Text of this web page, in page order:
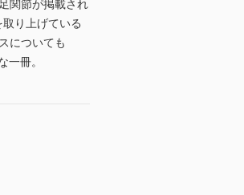
関節が掲載され
り上げている
についても
一冊。